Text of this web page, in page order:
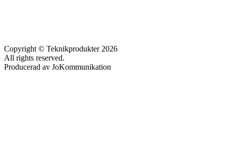
Copyright © Teknikprodukter 2026
All rights reserved.
Producerad av JoKommunikation